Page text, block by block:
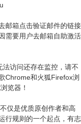
邮箱点击验证邮件的链接
需要用户去邮箱自助激活
访问还存在监控，请不
Chrome和火狐Firefox浏
览器！
仅是优质原创作者和高
行规则的一个起点，有志